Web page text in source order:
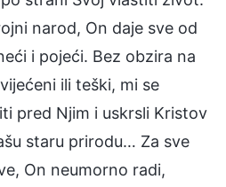
narod, On daje sve od
i pojeći. Bez obzira na
ili teški, mi se
pred Njim i uskrsli Kristov
staru prirodu… Za sve
On neumorno radi,